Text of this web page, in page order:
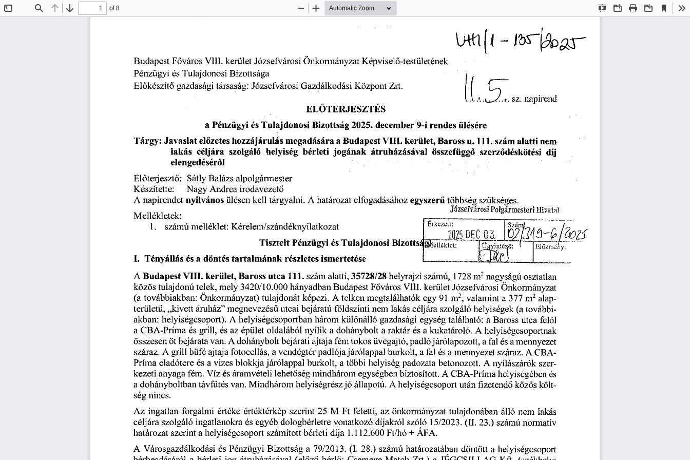
Find Previous
Next
of 8
Presentation
OpenPrint Download
Current
View
Zoom
Zoom
Budapest Főváros Vili, kerület Józsefvárosi Önkormányzat Képviselő-testületének
Pénzügyi és Tulajdonosi Bizottsága
Előkészítő gazdasági társaság: Józsefvárosi Gazdálkodási Központ Zrt.
ELŐTERJESZTÉS
sz. napirend
a Pénzügyi és Tulajdonosi Bizottság 2025. december 9-i rendes ülésére
Tárgy: Javaslat előzetes hozzájárulás megadására a Budapest VIII. kerület, Baross u. 111. szám alatti nem
lakás céljára szolgáló helyiség bérleti jogának átruházásával összefüggő szerződéskötési díj
elengedéséről
Előterjesztő:
Sátly Balázs alpolgármester
Készítette:
Nagy Andrea irodavezető
A napirendet nyilvános ülésen kell tárgyalni. A határozat elfogadásához egyszerű többség szükséges.
,
, JózsefvárosiPolgármesteri Hivatal
Mellékletek:
________
1.
számú melléklet: Kérelem/szándéknyilatkozat Érkezeit:
2025 DEC 03.
Tisztelt Pénzügyi és Tulajdonosi Bizottss
I. Tényállás és a döntés tartalmának részletes ismertetése
Előzrnói
A Budapest VIII. kerület, Baross utca 111. szám alatti, 35728/28 helyrajzi számú, 1728 m2 nagyságú osztatlan
közös tulajdonú telek, mely 3420/10.000 hányadban Budapest Főváros VIII. kerület Józsefvárosi Önkormányzat
(a továbbiakban: Önkormányzat) tulajdonát képezi. A telken megtalálhatók egy 91 m2, valamint a 377 m2 alap
területű, „kivett áruház” megnevezésű utcai bejáratú földszinti nem lakás céljára szolgáló helyiségek (a további
akban: helyiségcsoport). A helyiségcsoportban három különálló gazdasági egység található: a Baross utca felől
a CBA-Príma és grill, és az épület oldalából nyílik a dohánybolt a raktár és a kukatároló. A helyiségcsoportnak
összesen öt bejárata van. A dohánybolt bejárati ajtaja fém tokos üvegajtó, padló járólapozott, a fal és a mennyezet
száraz. A grill büfé ajtaja fotocellás, a vendégtér padlója járólappal burkolt, a fal és a mennyezet száraz. A CBA-
Príma eladótere és a vizes blokkja járólappal burkolt, a többi helyiség padozata betonozott. A nyílászárók szer
kezeti anyaga fém. Víz és áramvételi lehetőség mindhárom egységben biztosított. A CBA-Príma helyiségében és
a dohányboltban távfűtés van. Mindhárom helyiségrész jó állapotú. A helyiségcsoport után fizetendő közös költ
ség nincs.
Az ingatlan forgalmi értéke értéktérkép szerint 25 M Ft feletti, az önkormányzat tulajdonában álló nem lakás
céljára szolgáló ingatlanokra és egyéb dologbérletre vonatkozó díjakról szóló 15/2023. (II. 23.) számú normatív
határozat szerint a helyiségcsoport számított bérleti díja 1.112.600 Ft/hó + ÁFA.
A Városgazdálkodási és Pénzügyi Bizottság a 79/2013. (1. 28.) számú határozatában döntött a helyiségcsoport